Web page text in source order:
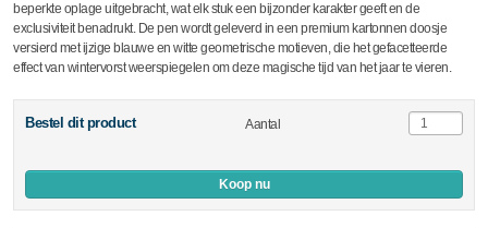
beperkte oplage uitgebracht, wat elk stuk een bijzonder karakter geeft en de
exclusiviteit benadrukt. De pen wordt geleverd in een premium kartonnen doosje
versierd met ijzige blauwe en witte geometrische motieven, die het gefacetteerde
effect van wintervorst weerspiegelen om deze magische tijd van het jaar te vieren.
Bestel dit product Aantal
Koop nu